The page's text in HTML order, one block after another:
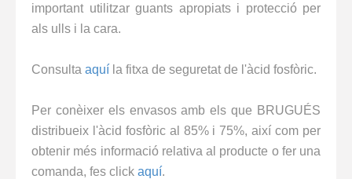
important utilitzar guants apropiats i protecció per
als ulls i la cara.
Consulta aquí la fitxa de seguretat de l'àcid fosfòric.
Per conèixer els envasos amb els que BRUGUÉS
distribueix l'àcid fosfòric al 85% i 75%, així com per
obtenir més informació relativa al producte o fer una
comanda, fes click aquí.